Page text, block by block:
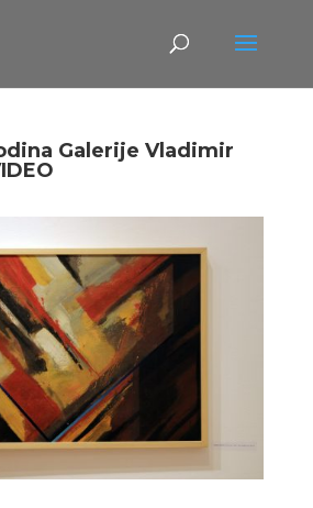
Galerije Vladimir